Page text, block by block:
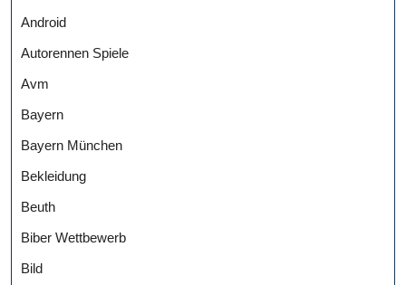
Android
Autorennen Spiele
Avm
Bayern
Bayern München
Bekleidung
Beuth
Biber Wettbewerb
Bild